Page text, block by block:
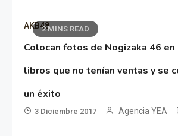
2 MINS READ
AKB48
Colocan fotos de Nogizaka 46
libros que no tenían ventas y se
un éxito
3 Diciembre 2017 Agencia YEA